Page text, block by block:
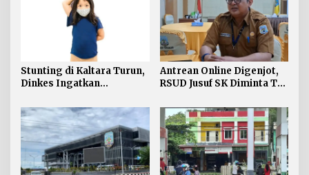
Stunting di Kaltara Turun,
Dinkes Ingatkan
Kendur
Antrean Online Digenjot,
RSUD Jusuf SK Diminta Tak